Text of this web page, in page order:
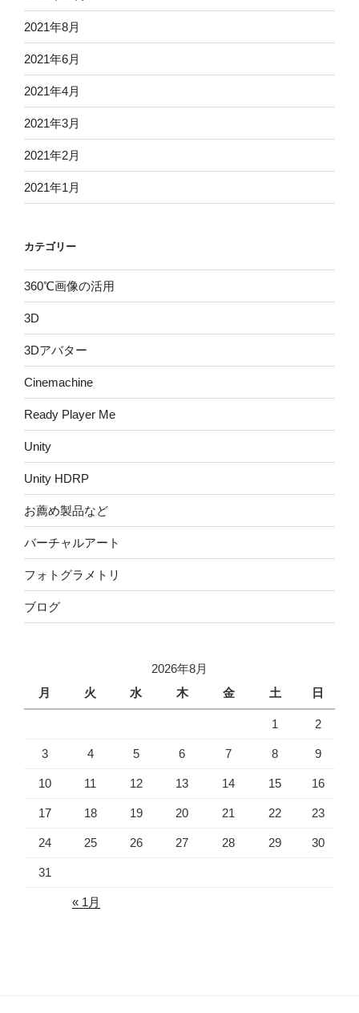
2021年8月
2021年6月
2021年4月
2021年3月
2021年2月
2021年1月
カテゴリー
360℃画像の活用
3D
3Dアバター
Cinemachine
Ready Player Me
Unity
Unity HDRP
お薦め製品など
バーチャルアート
フォトグラメトリ
ブログ
2026年8月
月
火 水 木 金 土 日
1 2
3 4 5 6 7 8 9
10 11 12 13 14 15 16
17 18 19 20 21 22 23
24 25 26 27 28 29 30
31
« 1月